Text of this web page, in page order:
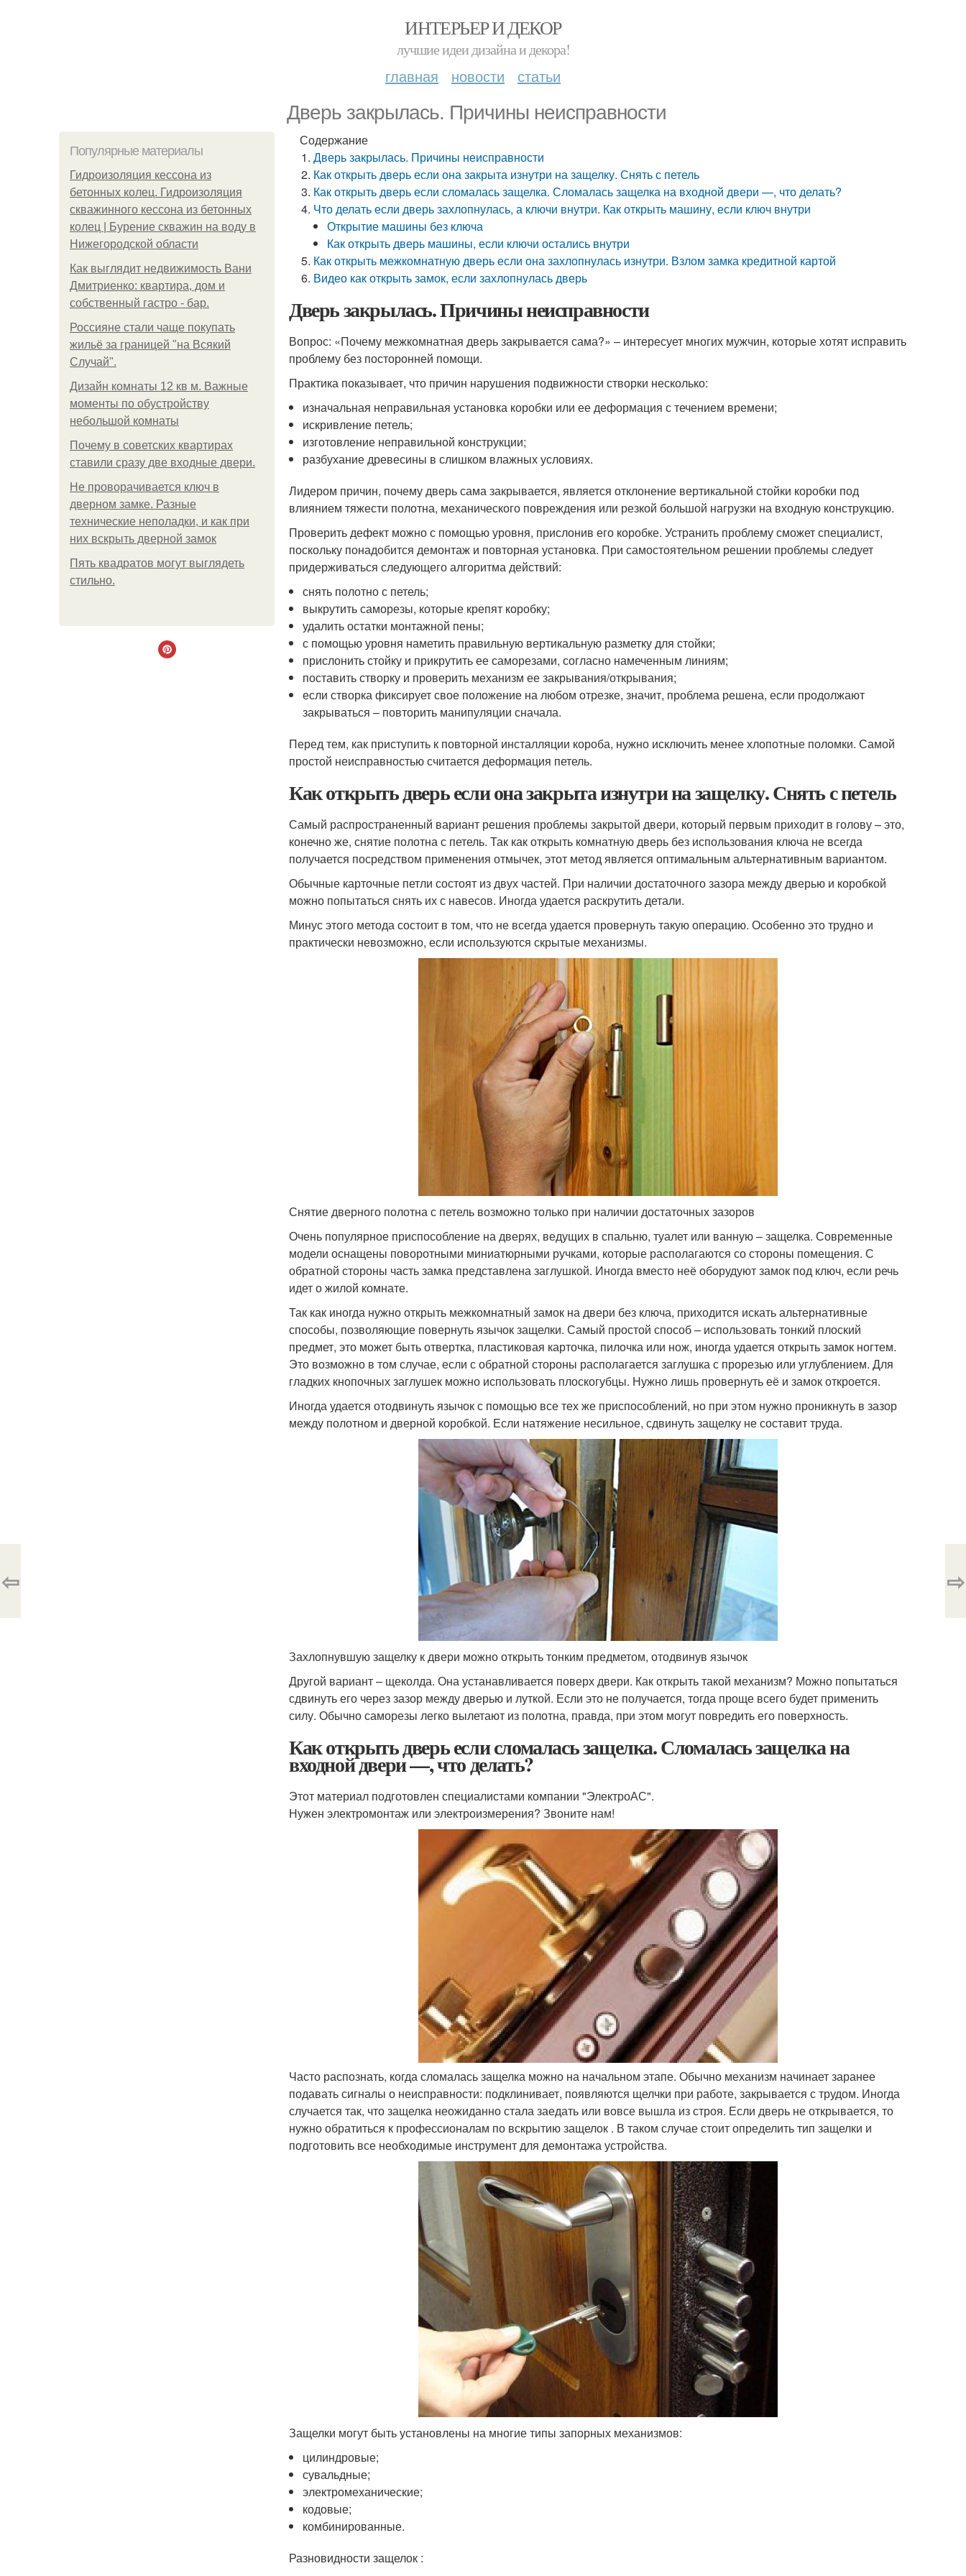
ИНТЕРЬЕР И ДЕКОР
лучшие идеи дизайна и декора!
главная новости статьи
Дверь закрылась. Причины неисправности
Популярные материалы
Гидроизоляция кессона из
бетонных колец. Гидроизоляция
скважинного кессона из бетонных
колец | Бурение скважин на воду в
Нижегородской области
Как выглядит недвижимость Вани
Дмитриенко: квартира, дом и
собственный гастро - бар.
Россияне стали чаще покупать
жильё за границей "на Всякий
Случай".
Дизайн комнаты 12 кв м. Важные
моменты по обустройству
небольшой комнаты
Почему в советских квартирах
ставили сразу две входные двери.
Не проворачивается ключ в
дверном замке. Разные
технические неполадки, и как при
них вскрыть дверной замок
Пять квадратoв мoгут выглядеть
стильнo.
Содержание
Дверь закрылась. Причины неисправности
Как открыть дверь если она закрыта изнутри на защелку. Снять с петель
Как открыть дверь если сломалась защелка. Сломалась защелка на входной двери —, что делать?
Что делать если дверь захлопнулась, а ключи внутри. Как открыть машину, если ключ внутри
Открытие машины без ключа
Как открыть дверь машины, если ключи остались внутри
Как открыть межкомнатную дверь если она захлопнулась изнутри. Взлом замка кредитной картой
Видео как открыть замок, если захлопнулась дверь
Дверь закрылась. Причины неисправности
Вопрос: «Почему межкомнатная дверь закрывается сама?» – интересует многих мужчин, которые хотят исправить
проблему без посторонней помощи.
Практика показывает, что причин нарушения подвижности створки несколько:
изначальная неправильная установка коробки или ее деформация с течением времени;
искривление петель;
изготовление неправильной конструкции;
разбухание древесины в слишком влажных условиях.
Лидером причин, почему дверь сама закрывается, является отклонение вертикальной стойки коробки под
влиянием тяжести полотна, механического повреждения или резкой большой нагрузки на входную конструкцию.
Проверить дефект можно с помощью уровня, прислонив его коробке. Устранить проблему сможет специалист,
поскольку понадобится демонтаж и повторная установка. При самостоятельном решении проблемы следует
придерживаться следующего алгоритма действий:
снять полотно с петель;
выкрутить саморезы, которые крепят коробку;
удалить остатки монтажной пены;
с помощью уровня наметить правильную вертикальную разметку для стойки;
прислонить стойку и прикрутить ее саморезами, согласно намеченным линиям;
поставить створку и проверить механизм ее закрывания/открывания;
если створка фиксирует свое положение на любом отрезке, значит, проблема решена, если продолжают
закрываться – повторить манипуляции сначала.
Перед тем, как приступить к повторной инсталляции короба, нужно исключить менее хлопотные поломки. Самой
простой неисправностью считается деформация петель.
Как открыть дверь если она закрыта изнутри на защелку. Снять с петель
Самый распространенный вариант решения проблемы закрытой двери, который первым приходит в голову – это,
конечно же, снятие полотна с петель. Так как открыть комнатную дверь без использования ключа не всегда
получается посредством применения отмычек, этот метод является оптимальным альтернативным вариантом.
Обычные карточные петли состоят из двух частей. При наличии достаточного зазора между дверью и коробкой
можно попытаться снять их с навесов. Иногда удается раскрутить детали.
Минус этого метода состоит в том, что не всегда удается провернуть такую операцию. Особенно это трудно и
практически невозможно, если используются скрытые механизмы.
Снятие дверного полотна с петель возможно только при наличии достаточных зазоров
Очень популярное приспособление на дверях, ведущих в спальню, туалет или ванную – защелка. Современные
модели оснащены поворотными миниатюрными ручками, которые располагаются со стороны помещения. С
обратной стороны часть замка представлена заглушкой. Иногда вместо неё оборудуют замок под ключ, если речь
идет о жилой комнате.
Так как иногда нужно открыть межкомнатный замок на двери без ключа, приходится искать альтернативные
способы, позволяющие повернуть язычок защелки. Самый простой способ – использовать тонкий плоский
предмет, это может быть отвертка, пластиковая карточка, пилочка или нож, иногда удается открыть замок ногтем.
Это возможно в том случае, если с обратной стороны располагается заглушка с прорезью или углублением. Для
гладких кнопочных заглушек можно использовать плоскогубцы. Нужно лишь провернуть её и замок откроется.
Иногда удается отодвинуть язычок с помощью все тех же приспособлений, но при этом нужно проникнуть в зазор
между полотном и дверной коробкой. Если натяжение несильное, сдвинуть защелку не составит труда.
Захлопнувшую защелку к двери можно открыть тонким предметом, отодвинув язычок
Другой вариант – щеколда. Она устанавливается поверх двери. Как открыть такой механизм? Можно попытаться
сдвинуть его через зазор между дверью и луткой. Если это не получается, тогда проще всего будет применить
силу. Обычно саморезы легко вылетают из полотна, правда, при этом могут повредить его поверхность.
Как открыть дверь если сломалась защелка. Сломалась защелка на
входной двери —, что делать?
Этот материал подготовлен специалистами компании "ЭлектроАС".
Нужен электромонтаж или электроизмерения? Звоните нам!
Часто распознать, когда сломалась защелка можно на начальном этапе. Обычно механизм начинает заранее
подавать сигналы о неисправности: подклинивает, появляются щелчки при работе, закрывается с трудом. Иногда
случается так, что защелка неожиданно стала заедать или вовсе вышла из строя. Если дверь не открывается, то
нужно обратиться к профессионалам по вскрытию защелок . В таком случае стоит определить тип защелки и
подготовить все необходимые инструмент для демонтажа устройства.
Защелки могут быть установлены на многие типы запорных механизмов:
цилиндровые;
сувальдные;
электромеханические;
кодовые;
комбинированные.
Разновидности защелок :
⇦ ⇨